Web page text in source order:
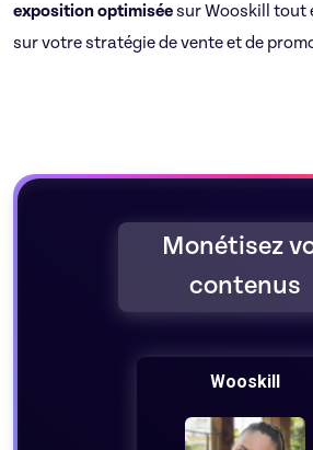
exposition optimiséesur Wooskill tout
sur votre stratégie de vente et de
Monétisez
contenus
Wooskill